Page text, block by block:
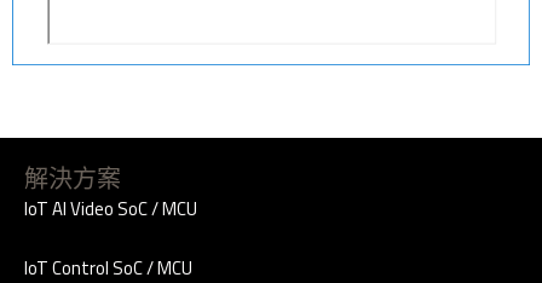
解決方案
IoT AI Video SoC / MCU
IoT Control SoC / MCU